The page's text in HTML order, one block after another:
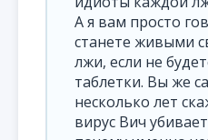
А я вам просто
станете живыми
лжи, если не
таблетки. Вы же
несколько лет
вирус Вич